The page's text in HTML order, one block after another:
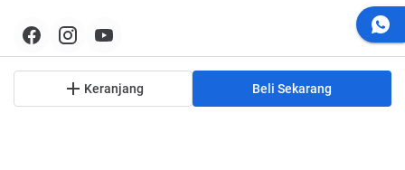
Keranjang Beli Sekarang
ASC Store Official